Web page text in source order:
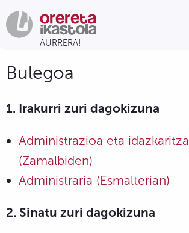
Bulegoa
1. Irakurri zuri dagokizuna
Administrazioa eta idazkaritza
(Zamalbiden)
Administraria (Esmalterian)
2. Sinatu zuri dagokizuna